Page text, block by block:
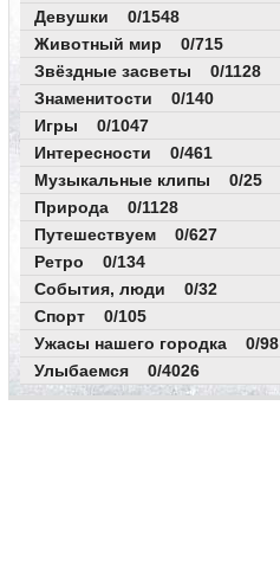
Девушки 0/1548
Животный мир 0/715
Звёздные засветы 0/1128
Знаменитости 0/140
Игры 0/1047
Интересности 0/461
Музыкальные клипы 0/25
Природа 0/1128
Путешествуем 0/627
Ретро 0/134
События, люди 0/32
Спорт 0/105
Ужасы нашего городка 0/98
Улыбаемся 0/4026